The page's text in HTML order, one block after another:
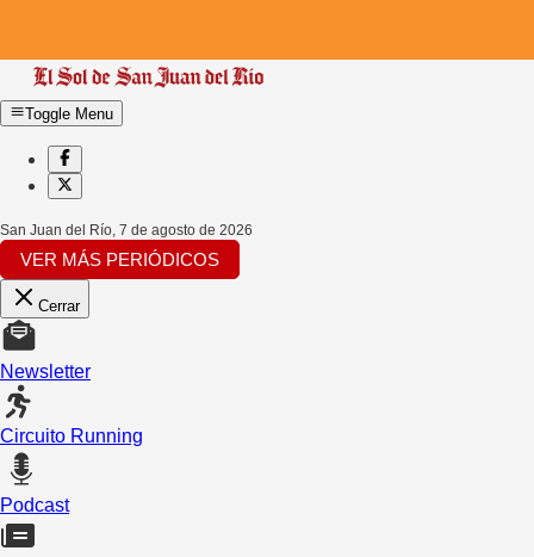
Toggle Menu
San Juan del Río, 7 de agosto de 2026
VER MÁS PERIÓDICOS
Cerrar
Newsletter
Circuito Running
Podcast